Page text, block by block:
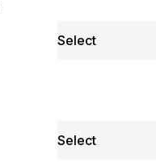
Select
Select